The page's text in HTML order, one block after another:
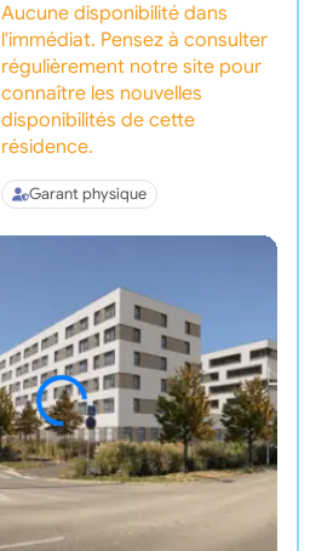
Aucune disponibilité dans
l'immédiat. Pensez à consulter
régulièrement notre site pour
connaître les nouvelles
disponibilités de cette
résidence.
Garant physique